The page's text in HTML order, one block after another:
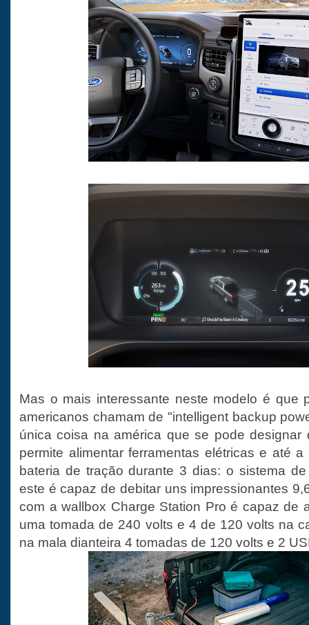
Mas o mais interessante neste modelo é que
americanos chamam de "intelligent backup
única coisa na américa que se pode designar
permite alimentar ferramentas elétricas e até
bateria de tração durante 3 dias: o sistema
este é capaz de debitar uns impressionantes
com a wallbox Charge Station Pro é capaz de
uma tomada de 240 volts e 4 de 120 volts na
na mala dianteira 4 tomadas de 120 volts e 2